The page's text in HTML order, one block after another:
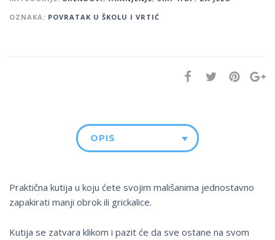
OZNAKA: POVRATAK U ŠKOLU I VRTIĆ
OPIS
Praktična kutija u koju ćete svojim mališanima jednostavno
zapakirati manji obrok ili grickalice.
Kutija se zatvara klikom i pazit će da sve ostane na svom